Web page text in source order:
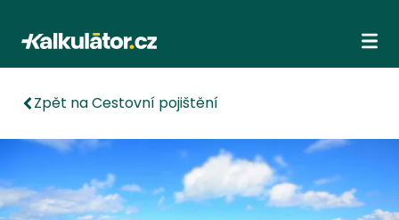
Kalkulátor.cz
Zpět na Cestovní pojištění